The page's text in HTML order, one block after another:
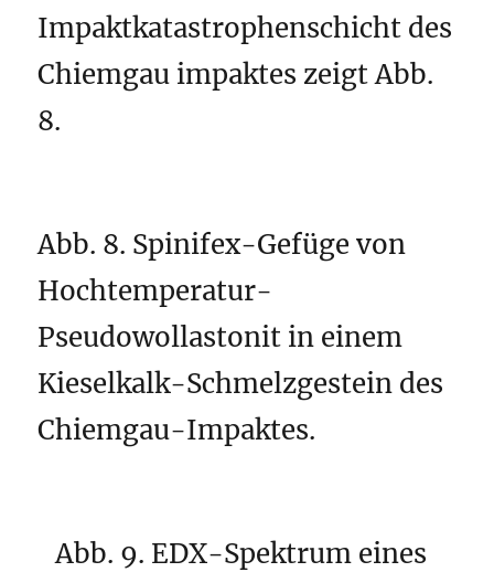
Impaktkatastrophenschicht des
Chiemgau impaktes zeigt Abb.
8.
Abb. 8. Spinifex-Gefüge von
Hochtemperatur-
Pseudowollastonit in einem
Kieselkalk-Schmelzgestein des
Chiemgau-Impaktes.
Abb. 9. EDX-Spektrum eines